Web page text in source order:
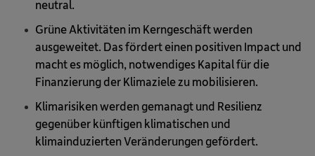
neutral.
Grüne Aktivitäten im Kerngeschäft werden
ausgeweitet. Das fördert einen positiven Impact und
macht es möglich, notwendiges Kapital für die
Finanzierung der Klimaziele zu mobilisieren.
Klimarisiken werden gemanagt und Resilienz
gegenüber künftigen klimatischen und
klimainduzierten Veränderungen gefördert.